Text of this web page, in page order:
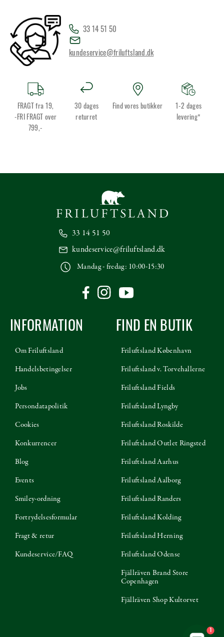
33 14 51 50
kundeservice@friluftsland.dk
FRAGT fra 19,
-FRI FRAGT over
799,-
30 dages
returret
Find vores butikker
1-2 dages
levering*
33 14 51 50
kundeservice@friluftsland.dk
Mandag - fredag: 10:00-15:30
INFORMATION
Om Friluftsland
Handelsbetingelser
Jobs
Persondatapolitik
Cookies
Konkurrencer
Blog
Events
Smiley-ordning
Fortrydelsesformular
Fragt & retur
Kundeservice/FAQ
FIND EN BUTIK
Friluftsland København
Friluftsland v. Torvehallerne
Friluftsland Fields
Friluftsland Lyngby
Friluftsland Roskilde
Friluftsland Outlet Ringsted
Friluftsland Aarhus
Friluftsland Aalborg
Friluftsland Randers
Friluftsland Kolding
Friluftsland Herning
Friluftsland Odense
Fjällräven Brand Store
Copenhagen
Fjällräven Shop Kultorvet
1